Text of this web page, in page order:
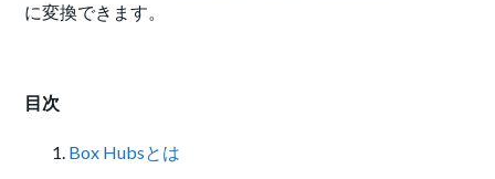
に変換できます。
目次
Box Hubsとは